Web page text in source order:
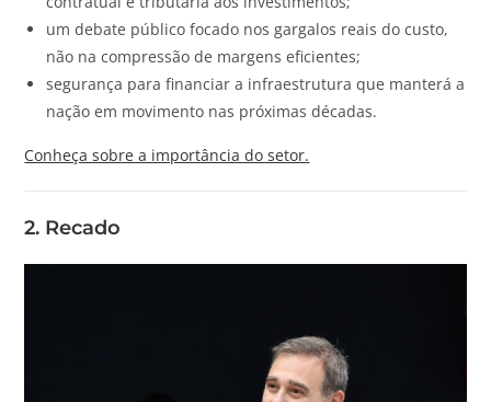
um debate público focado nos gargalos reais do custo,
não na compressão de margens eficientes;
segurança para financiar a infraestrutura que manterá a
nação em movimento nas próximas décadas.
Conheça sobre a importância do setor.
2. Recado